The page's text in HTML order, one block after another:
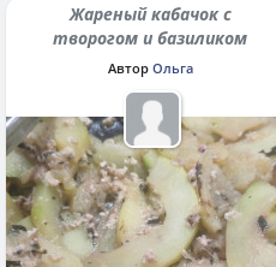
Жареный кабачок с
творогом и базиликом
Автор Ольга